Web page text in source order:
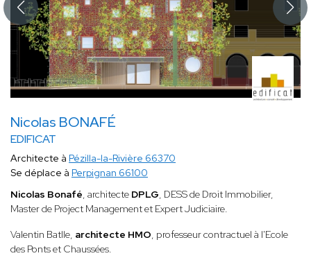
Nicolas BONAFÉ
EDIFICAT
Architecte à Pézilla-la-Rivière 66370
Se déplace à Perpignan 66100
Nicolas Bonafé, architecte DPLG, DESS de Droit Immobilier,
Master de Project Management et Expert Judiciaire.
Valentin Batlle, architecte HMO, professeur contractuel à l'Ecole
des Ponts et Chaussées.